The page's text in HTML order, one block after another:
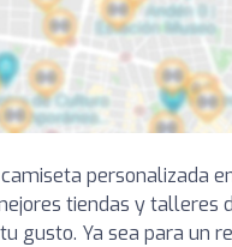
personalizada
tiendas y talleres
gusto. Ya sea para un